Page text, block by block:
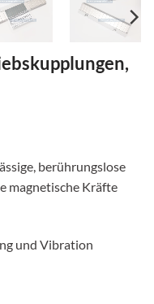
berührungslose
magnetische Kräfte
und Vibration